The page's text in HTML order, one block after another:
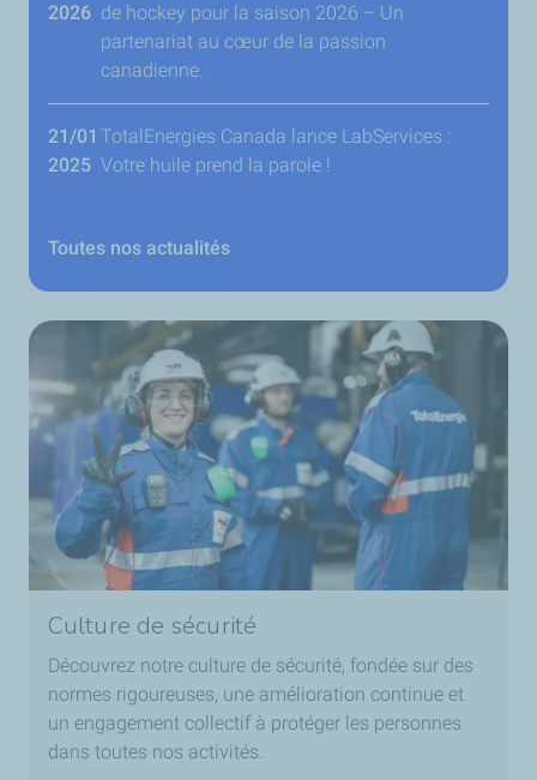
2026 de hockey pour la saison 2026 – Un
partenariat au cœur de la passion
canadienne.
21/01
2025
TotalEnergies Canada lance LabServices :
Votre huile prend la parole !
Toutes nos actualités
Culture de sécurité
Découvrez notre culture de sécurité, fondée sur des
normes rigoureuses, une amélioration continue et
un engagement collectif à protéger les personnes
dans toutes nos activités.